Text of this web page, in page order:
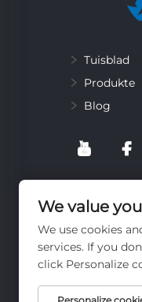
Tuisblad
Produkte
Blog
We value
We use cookies
services. If you
click Personalize